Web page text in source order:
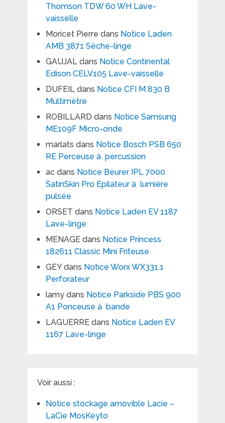
Thomson TDW 60 WH Lave-
vaisselle
Moricet Pierre dans Notice Laden
AMB 3871 Sèche-linge
GAUJALdans Notice Continental
Edison CELV105 Lave-vaisselle
DUFEILdans Notice CFI M 830 B
Multimètre
ROBILLARD dans Notice Samsung
ME109F Micro-onde
marlats dans Notice Bosch PSB 650
RE Perceuse à percussion
acdans Notice Beurer IPL 7000
SatinSkin Pro Epilateur à lumière
pulsée
ORSET dans Notice Laden EV 1187
Lave-linge
MENAGEdans Notice Princess
182611 Classic Mini Friteuse
GEYdans Notice Worx WX331.1
Perforateur
lamydans Notice Parkside PBS 900
A1 Ponceuse à bande
LAGUERREdans Notice Laden EV
1167 Lave-linge
Voir aussi :
Notice stockage amovible Lacie –
LaCie MosKeyto